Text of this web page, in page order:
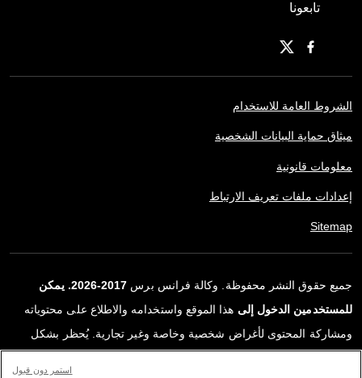
تابعونا
الشروط العامة للاستخدام
ميثاق حماية البيانات الشخصية
معلومات قانونية
إعدادات ملفات تعريف الارتباط
Sitemap
جميع حقوق النشر محفوظة. وكالة فرانس برس
2017-2026. يمكن
للمستخدمين الدخول إلى هذا الموقع واستخدامه والاطلاع على محتوياته
ومشاركة المحتوى لأغراض شخصية وخاصة وغير تجارية. يُحظر بشكل
استمر دون قبول